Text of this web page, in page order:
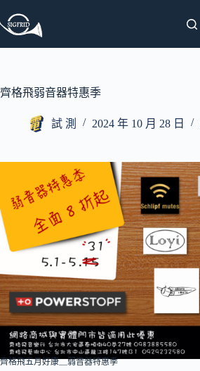
至
容
齊格飛弱音器特惠季
試 測 2024 年 10 月 28 日
齊格飛五月好康＿弱音器特惠季